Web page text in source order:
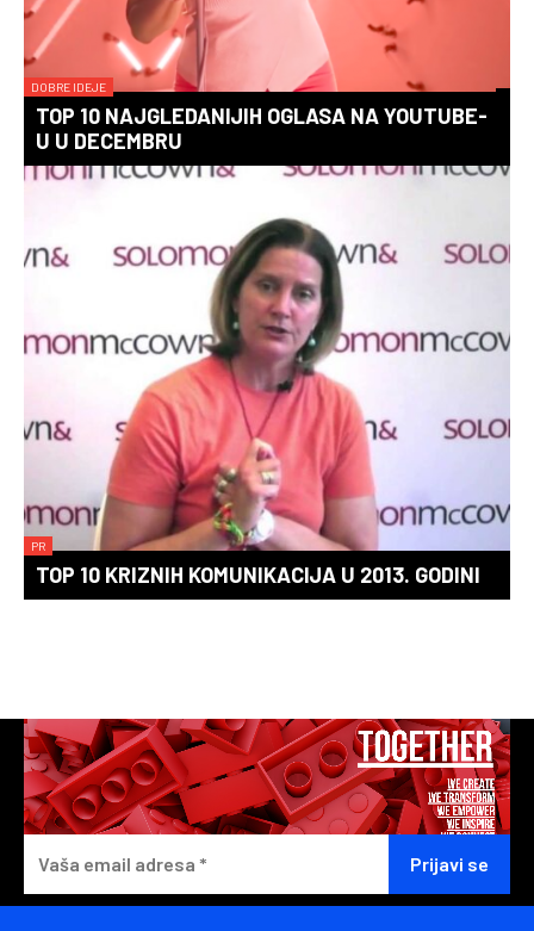
DOBRE IDEJE
TOP 10 NAJGLEDANIJIH OGLASA NA YOUTUBE-
U U DECEMBRU
PR
TOP 10 KRIZNIH KOMUNIKACIJA U 2013. GODINI